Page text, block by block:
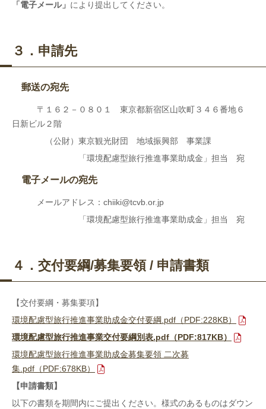
「電子メール」 により提出してください。
３．申請先
郵送の宛先
〒１６２－０８０１ 東京都新宿区山吹町３４６番地６
日新ビル２階
（公財）東京観光財団 地域振興部 事業課
「環境配慮型旅行推進事業助成金」担当 宛
電子メールの宛先
メールアドレス：chiiki@tcvb.or.jp
「環境配慮型旅行推進事業助成金」担当 宛
４．交付要綱/募集要領 / 申請書類
【交付要綱・募集要項】
環境配慮型旅行推進事業助成金交付要綱.pdf（PDF:228KB）
環境配慮型旅行推進事業交付要綱別表.pdf（PDF:817KB）
環境配慮型旅行推進事業助成金募集要領 二次募
集.pdf（PDF:678KB）
【申請書類】
以下の書類を期間内にご提出ください。様式のあるものはダウン